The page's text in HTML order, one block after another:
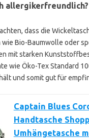
allergikerfreundlich?
dass die
Bio-Baumwolle oder
mit starken
wie Öko-Tex Standard
und somit gut für
Captain Blues
Handtasche
Umhängetasche